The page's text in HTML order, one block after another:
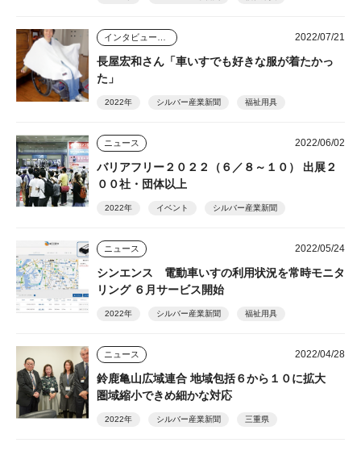
2022/07/21
長屋宏和さん「車いすでも好きな服が着たかっ
た」
2022年 シルバー産業新聞 福祉用具
ニュース 2022/06/02
バリアフリー２０２２（６／８～１０） 出展２
００社・団体以上
2022年 イベント シルバー産業新聞
ニュース 2022/05/24
シンエンス 電動車いすの利用状況を常時モニタ
リング ６月サービス開始
2022年 シルバー産業新聞 福祉用具
ニュース 2022/04/28
鈴鹿亀山広域連合 地域包括６から１０に拡大
圏域縮小できめ細かな対応
2022年 シルバー産業新聞 三重県